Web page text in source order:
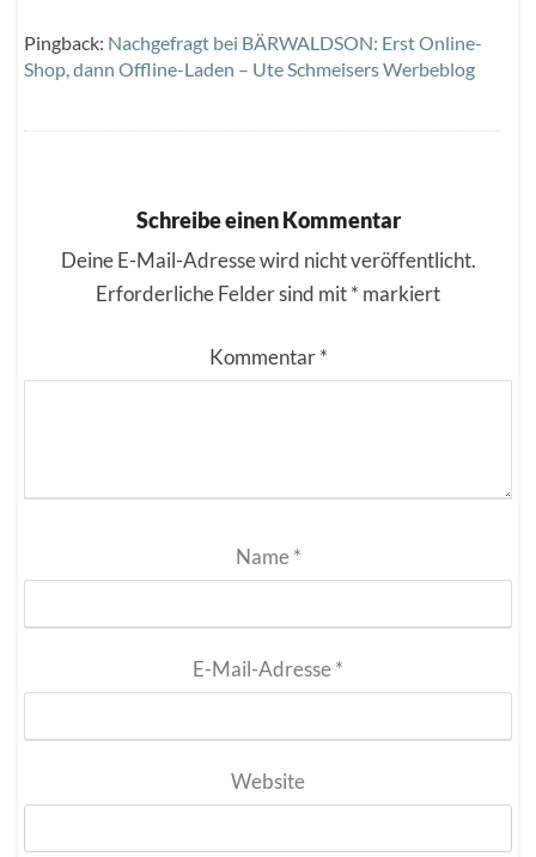
Pingback: Nachgefragt bei BÄRWALDSON: Erst Online-
Shop, dann Offline-Laden – Ute Schmeisers Werbeblog
Schreibe einen Kommentar
Deine E-Mail-Adresse wird nicht veröffentlicht.
Erforderliche Felder sind mit* markiert
Kommentar*
Name*
E-Mail-Adresse*
Website